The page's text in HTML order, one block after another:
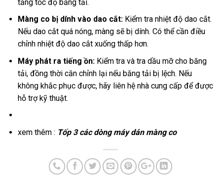
tăng tốc độ băng tải.
Màng co bị dính vào dao cắt:Kiểm tra nhiệt độ dao cắt.
Nếu dao cắt quá nóng, màng sẽ bị dính. Có thể cần điều
chỉnh nhiệt độ dao cắt xuống thấp hơn.
Máy phát ra tiếng ồn:Kiểm tra và tra dầu mỡ cho băng
tải, đồng thời căn chỉnh lại nếu băng tải bị lệch. Nếu
không khắc phục được, hãy liên hệ nhà cung cấp để được
hỗ trợ kỹ thuật.
xem thêm : Tốp 3 các dòng máy dán màng co